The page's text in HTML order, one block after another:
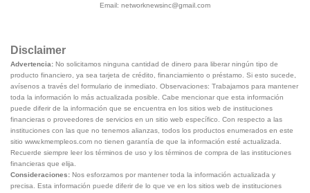
Email: networknewsinc@gmail.com
Disclaimer
Advertencia: No solicitamos ninguna cantidad de dinero para liberar ningún tipo de
producto financiero, ya sea tarjeta de crédito, financiamiento o préstamo. Si esto sucede,
avísenos a través del formulario de inmediato. Observaciones: Trabajamos para mantener
toda la información lo más actualizada posible. Cabe mencionar que esta información
puede diferir de la información que se encuentra en los sitios web de instituciones
financieras o proveedores de servicios en un sitio web específico. Con respecto a las
instituciones con las que no tenemos alianzas, todos los productos enumerados en este
sitio www.kmempleos.com no tienen garantía de que la información esté actualizada.
Recuerde siempre leer los términos de uso y los términos de compra de las instituciones
financieras que elija.
Consideraciones: Nos esforzamos por mantener toda la información actualizada y
precisa. Esta información puede diferir de lo que ve en los sitios web de instituciones